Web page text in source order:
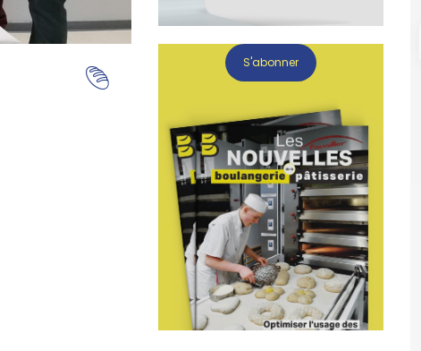
S'abonner